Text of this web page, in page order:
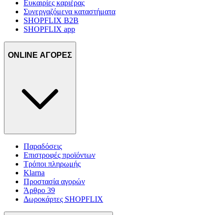
Ευκαιρίες καριέρας
Συνεργαζόμενα καταστήματα
SHOPFLIX B2B
SHOPFLIX app
ONLINE ΑΓΟΡΕΣ
Παραδόσεις
Επιστροφές προϊόντων
Τρόποι πληρωμής
Klarna
Προστασία αγορών
Άρθρο 39
Δωροκάρτες SHOPFLIX